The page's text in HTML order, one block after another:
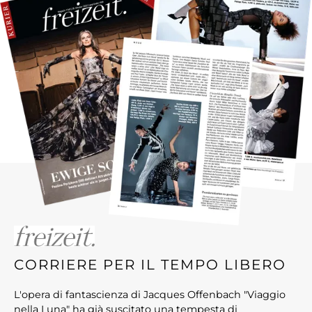
CORRIERE PER IL TEMPO LIBERO
L'opera di fantascienza di Jacques Offenbach "Viaggio
nella Luna" ha già suscitato una tempesta di